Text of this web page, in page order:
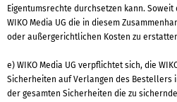
Eigentumsrechte durchsetzen kann.
WIKO Media UG die in diesem
oder außergerichtlichen Kosten zu
e) WIKO Media UG verpflichtet sich, die
Sicherheiten auf Verlangen des Bestellers
der gesamten Sicherheiten die zu